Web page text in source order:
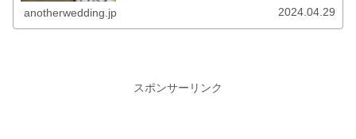
anotherwedding.jp 2024.04.29
スポンサーリンク